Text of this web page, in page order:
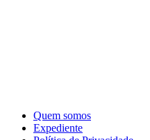
Quem somos
Expediente